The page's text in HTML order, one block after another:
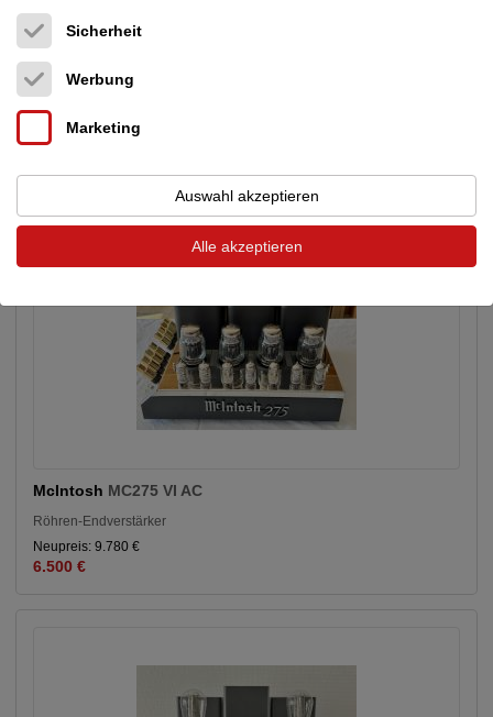
+ Weitere anzeigen
Inserate von LOFTSOUND im audio-markt
McIntosh MC275 VI AC
Röhren-Endverstärker
Neupreis: 9.780 €
6.500 €
Sicherheit
Werbung
Marketing
Auswahl akzeptieren
Alle akzeptieren